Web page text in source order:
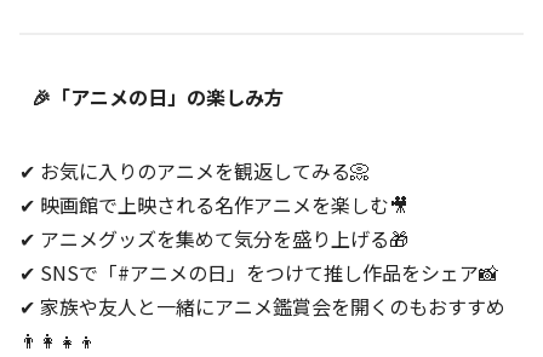
🎉「アニメの日」の楽しみ方
✔ お気に入りのアニメを観返してみる📀
✔ 映画館で上映される名作アニメを楽しむ🎥
✔ アニメグッズを集めて気分を盛り上げる🎁
✔ SNSで「#アニメの日」をつけて推し作品をシェア📸
✔ 家族や友人と一緒にアニメ鑑賞会を開くのもおすすめ
👨‍👩‍👧‍👦